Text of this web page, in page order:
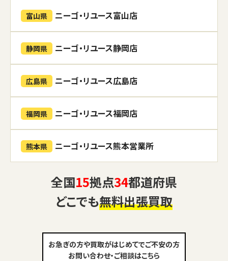
富山県 ニーゴ・リユース富山店
静岡県 ニーゴ・リユース静岡店
広島県 ニーゴ・リユース広島店
福岡県 ニーゴ・リユース福岡店
熊本県 ニーゴ・リユース熊本営業所
全国15拠点34都道府県
どこでも無料出張買取
お急ぎの方や買取がはじめてでご不安の方
お問い合わせ・ご相談はこちら